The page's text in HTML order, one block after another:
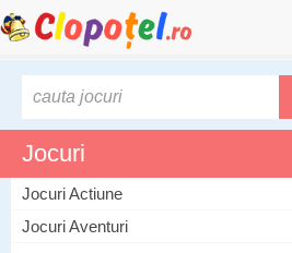
Jocuri
Jocuri Actiune
Jocuri Aventuri